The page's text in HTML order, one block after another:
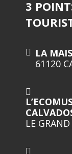
3
LA
61120
LE